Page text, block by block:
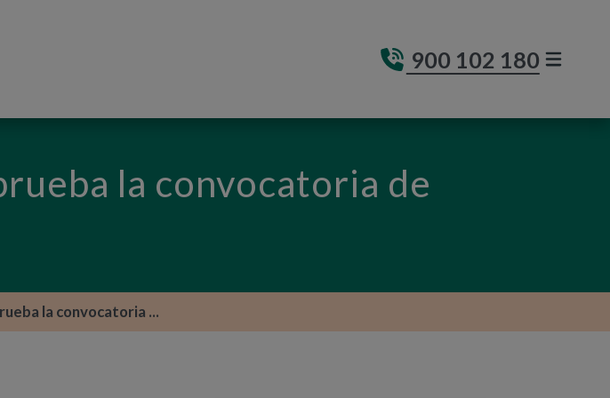
900 102 180
la convocatoria de
la convocatoria ...